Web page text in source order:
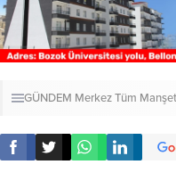
GÜNDEM MerkezTüm